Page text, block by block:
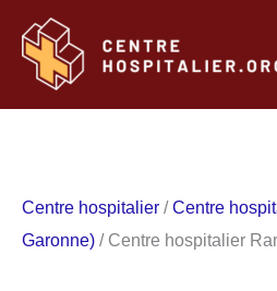
contenu
Centre hospitalier /Centre
Garonne) / Centre hospitalier